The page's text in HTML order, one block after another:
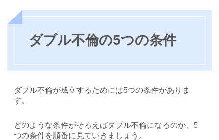
ダブル不倫の5つの条件
ダブル不倫が成立するためには5つの条件がありま
す。
どのような条件がそろえばダブル不倫になるのか、5
つの条件を順番に見ていきましょう。